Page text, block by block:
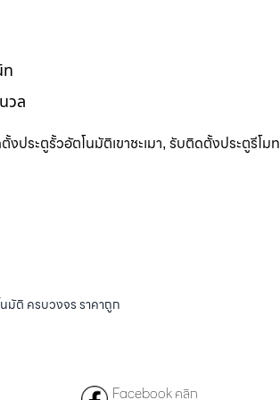
วล
งประตูรั้วอัตโนมัติเขาชะเมา, รับติดตั้งประตูรีโมท
มัติ ครบวงจร ราคาถูก
Facebook คลิก